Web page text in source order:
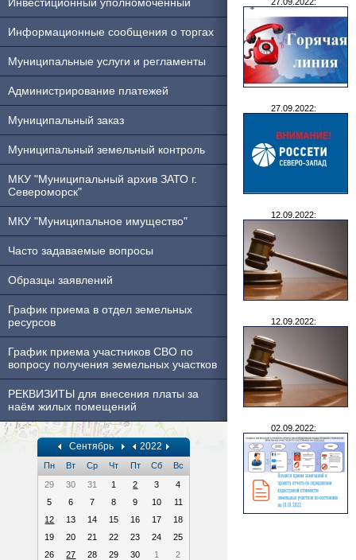
Информационные сообщения о торгах
Муниципальные услуги и регламенты
Администрирование платежей
Муниципальный заказ
Муниципальный земельный контроль
МКУ "Муниципальный архив ЗАТО г.
Североморск"
МКУ "Муниципальное имущество"
Часто задаваемые вопросы
Образцы заявлений
График приема в отдел земельных
ресурсов
График приема участников СВО по
вопросу получения земельных участков
РЕКВИЗИТЫ для внесения платы за
наём жилых помещений
Сентябрь 2022
Пн Вт Ср Чт Пт Сб
Вс
29
30 31 1 2 3
4
5
6 7 8 9 10
11
12
13 14 15 16 17
18
19
20 21 22 23 24
25
26
27 28 29 30 1 2
27.09.2022:
12.09.2022:
12.09.2022:
02.09.2022: